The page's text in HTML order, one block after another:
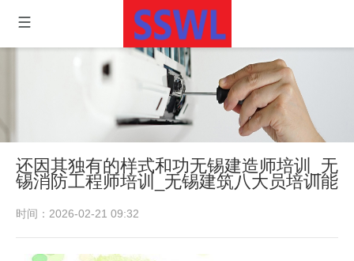
还因其独有的样式和功无锡建造师培训_无
锡消防工程师培训_无锡建筑八大员培训能
时间：2026-02-21 09:32